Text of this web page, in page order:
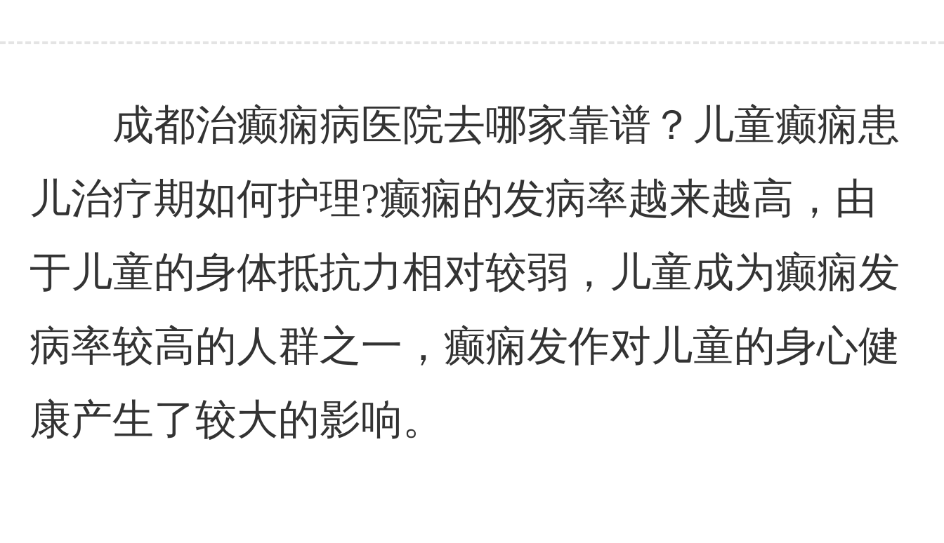
成都治癫痫病医院去哪家靠谱？儿童癫痫患
儿治疗期如何护理?癫痫的发病率越来越高，由
于儿童的身体抵抗力相对较弱，儿童成为癫痫发
病率较高的人群之一，癫痫发作对儿童的身心健
康产生了较大的影响。